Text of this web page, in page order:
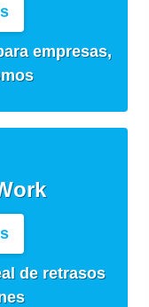
empresas,
de retrasos